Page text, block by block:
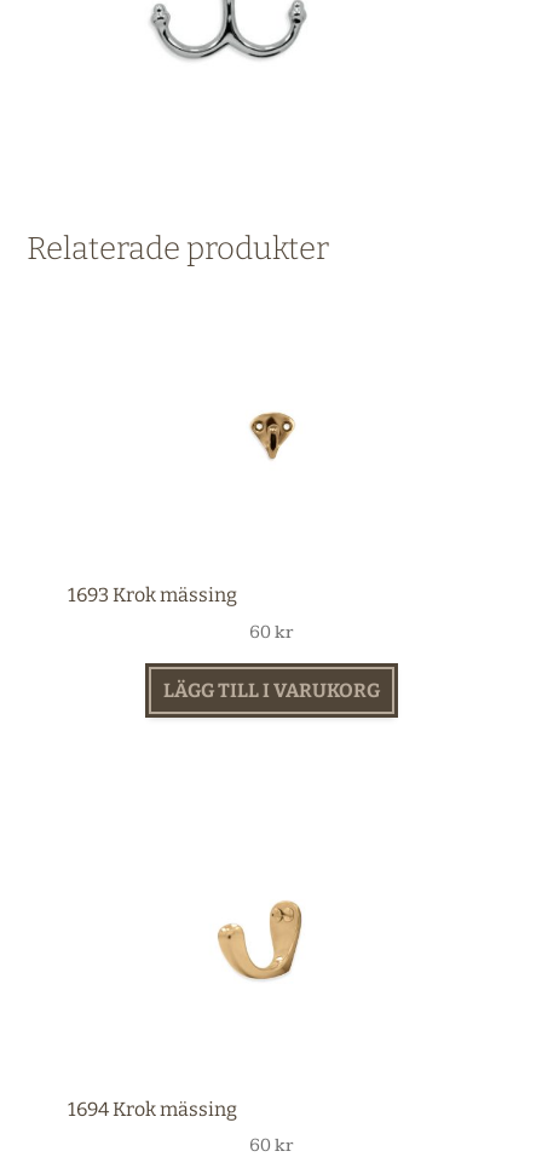
Relaterade produkter
1693 Krok mässing
60 kr
LÄGG TILL I VARUKORG
1694 Krok mässing
60 kr